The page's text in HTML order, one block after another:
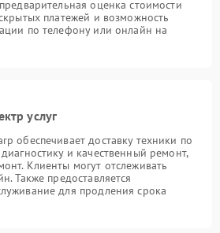
оценка стоимости
платежей и возможность
по телефону или онлайн на
услуг
обеспечивает доставку техники по
и качественный ремонт,
Клиенты могут отслеживать
Также предоставляется
для продления срока